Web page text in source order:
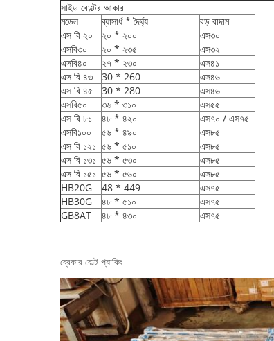
সাইড বোল্টের আকার
মডেল
ব্যাসার্ধ * দৈর্ঘ্য বড় বাদাম
এস বি ২০
২০ * ২০০ এস৩০
এসবি৩০
২০ * ২৩৫ এস৩২
এসবি৪০
২৭ * ২৩০ এস৪১
এস বি ৪৩
30 * 260 এস৪৬
এস বি ৪৫
30 * 280 এস৪৬
এসবি৫০
৩৬ * ৩১০ এস৫৫
এস বি ৮১
৪৮ * ৪২০ এস৭০ / এস৭৫
এসবি১০০
৫৬ * ৪৯০ এস৮৫
এস বি ১২১ ৫৬ * ৫১০ এস৮৫
এস বি ১৩১ ৫৬ * ৫৩০ এস৮৫
এস বি ১৫১ ৫৬ * ৫৬০ এস৮৫
HB20G
48 * 449 এস৭৫
HB30G
৪৮ * ৫১০ এস৭৫
GB8AT
৪৮ * ৪৩০ এস৭৫
ব্রেকার বোল্ট প্যাকিং